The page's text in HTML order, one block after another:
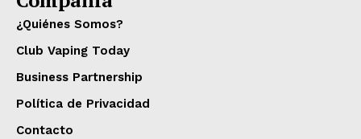
¿Quiénes Somos?
Club Vaping Today
Business Partnership
Política de Privacidad
Contacto